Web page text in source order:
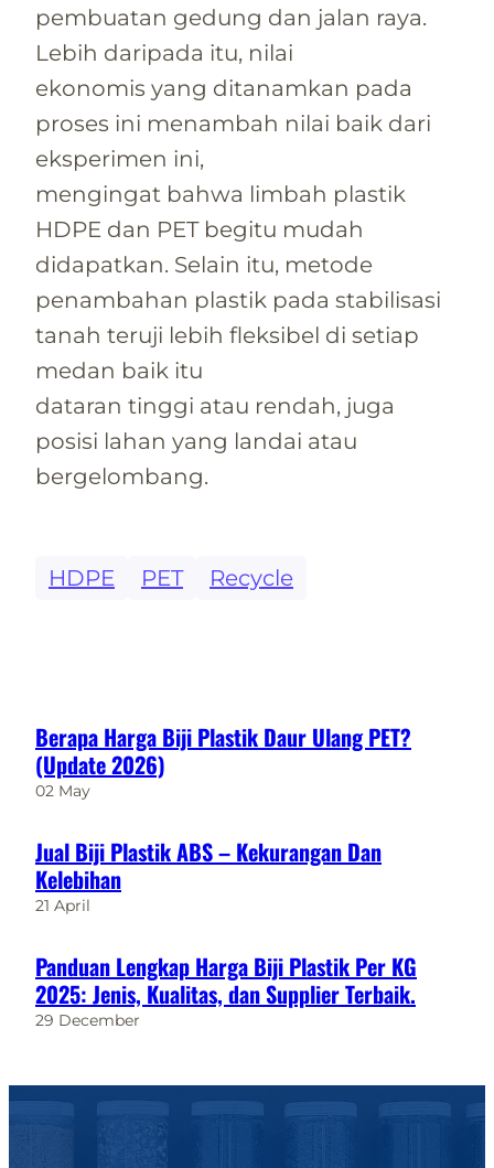
pembuatan gedung dan jalan raya.
Lebih daripada itu, nilai
ekonomis yang ditanamkan pada
proses ini menambah nilai baik dari
eksperimen ini,
mengingat bahwa limbah plastik
HDPE dan PET begitu mudah
didapatkan. Selain itu, metode
penambahan plastik pada stabilisasi
tanah teruji lebih fleksibel di setiap
medan baik itu
dataran tinggi atau rendah, juga
posisi lahan yang landai atau
bergelombang.
HDPE PET Recycle
Berapa Harga Biji Plastik Daur Ulang PET?
(Update 2026)
02 May
Jual Biji Plastik ABS – Kekurangan Dan
Kelebihan
21 April
Panduan Lengkap Harga Biji Plastik Per KG
2025: Jenis, Kualitas, dan Supplier Terbaik.
29 December